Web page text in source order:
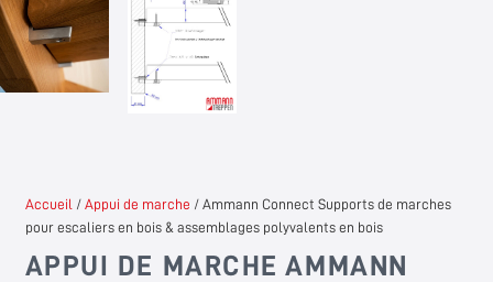
Accueil / Appui de marche / Ammann Connect Supports de marches
pour escaliers en bois & assemblages polyvalents en bois
APPUI DE MARCHE AMMANN